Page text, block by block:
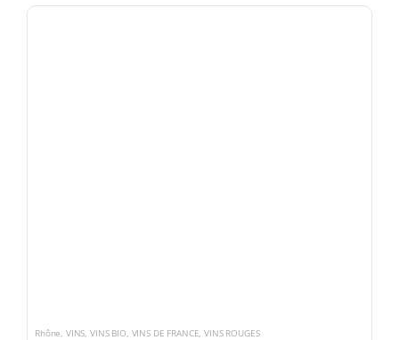
Rhône, VINS,VINS BIO, VINS DE FRANCE,VINS ROUGES